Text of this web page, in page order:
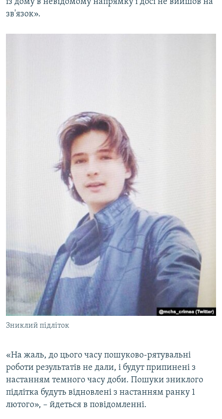
із дому в невідомому напрямку і досі не вийшов на
зв'язок».
Зниклий підліток
«На жаль, до цього часу пошуково-рятувальні
роботи результатів не дали, і будут припинені з
настанням темного часу доби. Пошуки зниклого
підлітка будуть відновлені з настанням ранку 1
лютого», – йдеться в повідомленні.